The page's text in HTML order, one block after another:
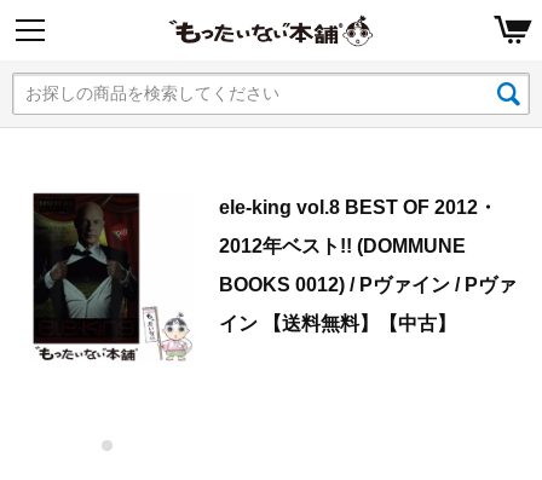
ele-king vol.8 BEST OF 2012・
2012年ベスト!! (DOMMUNE
BOOKS 0012) / Pヴァイン / Pヴァ
イン 【送料無料】【中古】